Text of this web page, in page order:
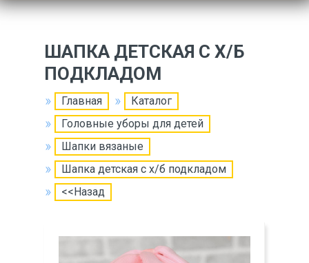
ШАПКА ДЕТСКАЯ С Х/Б
ПОДКЛАДОМ
Главная
Каталог
Головные уборы для детей
Шапки вязаные
Шапка детская с х/б подкладом
<<Назад